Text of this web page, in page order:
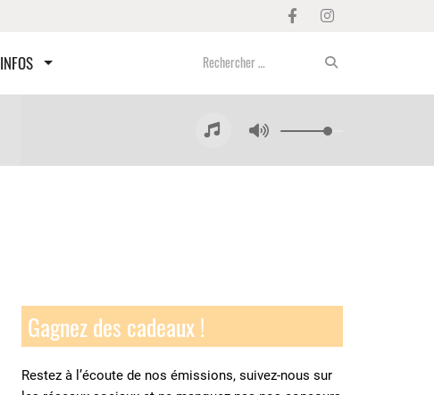
INFOS
Gagnez des cadeaux !
Restez à l’écoute de nos émissions, suivez-nous sur